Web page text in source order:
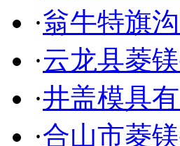
·翁牛特旗
·云龙县菱
·井盖模具
·合山市菱